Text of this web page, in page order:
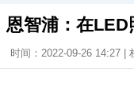
恩智浦：在
时间：2022-09-26 14:27 |